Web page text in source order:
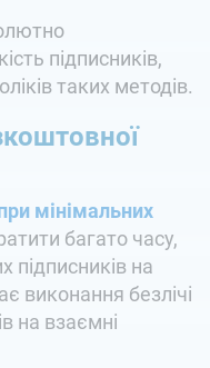
підписників,
таких методів.
мінімальних
багато часу,
підписників на
виконання безлічі
на взаємні